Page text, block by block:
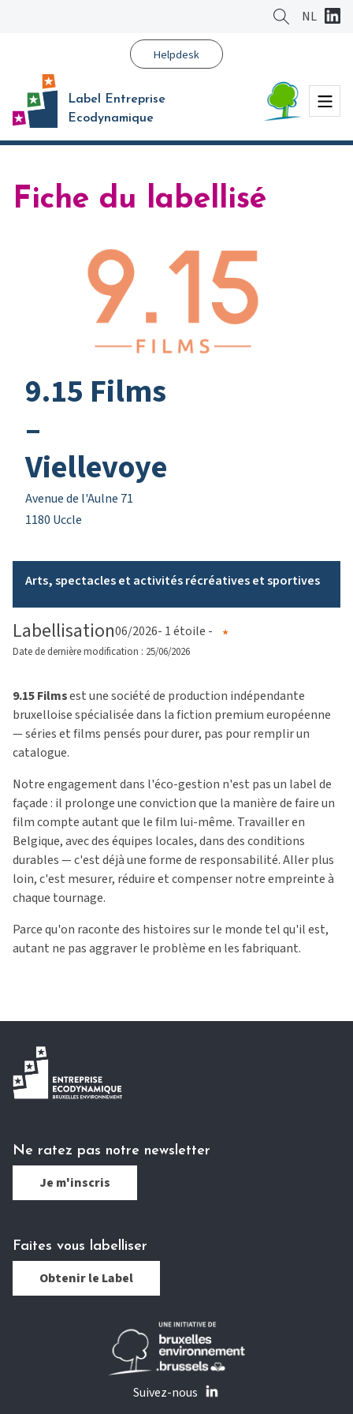
NL
Helpdesk
Label Entreprise
Ecodynamique
Menu
Fiche du labellisé
9.15 Films
–
Viellevoye
Avenue de l'Aulne 71
1180 Uccle
Arts, spectacles et activités récréatives et sportives
Labellisation06/2026- 1 étoile -
Date de dernière modification : 25/06/2026
9.15 Filmsest une société de production indépendante
bruxelloise spécialisée dans la fiction premium européenne
— séries et films pensés pour durer, pas pour remplir un
catalogue.
Notre engagement dans l'éco-gestion n'est pas un label de
façade : il prolonge une conviction que la manière de faire un
film compte autant que le film lui-même. Travailler en
Belgique, avec des équipes locales, dans des conditions
durables — c'est déjà une forme de responsabilité. Aller plus
loin, c'est mesurer, réduire et compenser notre empreinte à
chaque tournage.
Parce qu'on raconte des histoires sur le monde tel qu'il est,
autant ne pas aggraver le problème en les fabriquant.
Ne ratez pas notre newsletter
Je m'inscris
Faites vous labelliser
Obtenir le Label
Suivez-nous